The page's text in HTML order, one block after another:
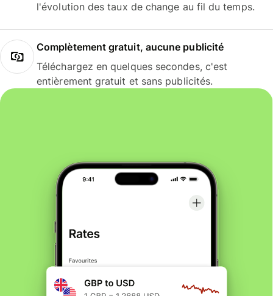
l'évolution des taux de change au fil du temps.
Complètement gratuit, aucune publicité
Téléchargez en quelques secondes, c'est
entièrement gratuit et sans publicités.